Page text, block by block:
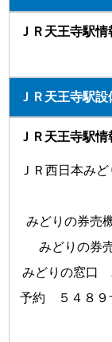
ＪＲ西日本み
みどりの券売
みどりの券
みどりの窓口
予約 ５４８